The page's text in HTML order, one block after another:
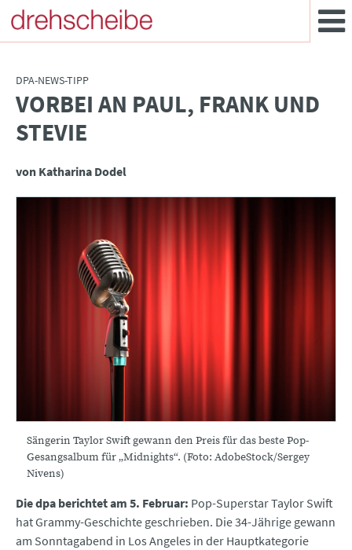
DPA-NEWS-TIPP
:VORBEI AN PAUL, FRANK UND
STEVIE
von Katharina Dodel
Sängerin Taylor Swift gewann den Preis für das beste Pop-
Gesangsalbum für „Midnights“. (Foto: AdobeStock/Sergey
Nivens)
Die dpa berichtet am 5. Februar: Pop-Superstar Taylor Swift
hat Grammy-Geschichte geschrieben. Die 34-Jährige gewann
am Sonntagabend in Los Angeles in der Hauptkategorie